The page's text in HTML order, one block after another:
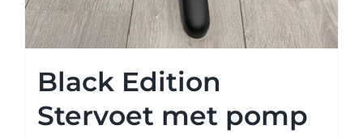
Black Edition
Stervoet met pomp